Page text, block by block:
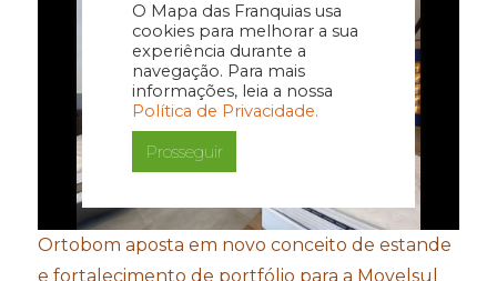
O Mapa das Franquias usa
cookies para melhorar a sua
experiência durante a
navegação. Para mais
informações, leia a nossa
Política de Privacidade.
Prosseguir
Ortobom aposta em novo conceito de estande
e fortalecimento de portfólio para a Movelsul